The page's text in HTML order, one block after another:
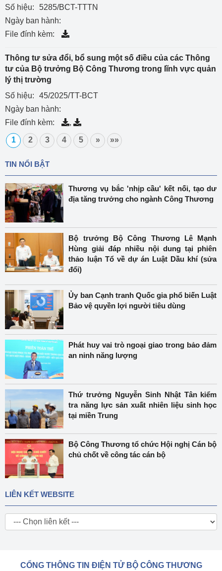
Số hiệu:
5285/BCT-TTTN
Ngày ban hành:
File đính kèm:
Thông tư sửa đổi, bổ sung một số điều của các Thông
tư của Bộ trưởng Bộ Công Thương trong lĩnh vực quản
lý thị trường
Số hiệu:
45/2025/TT-BCT
Ngày ban hành:
File đính kèm:
,
1 2 3 4 5 » »»
TIN NỔI BẬT
Thương vụ bắc 'nhịp cầu' kết nối, tạo dư
địa tăng trưởng cho ngành Công Thương
Bộ trưởng Bộ Công Thương Lê Mạnh
Hùng giải đáp nhiều nội dung tại phiên
thảo luận Tổ về dự án Luật Dầu khí (sửa
đổi)
Ủy ban Cạnh tranh Quốc gia phổ biến Luật
Bảo vệ quyền lợi người tiêu dùng
Phát huy vai trò ngoại giao trong bảo đảm
an ninh năng lượng
Thứ trưởng Nguyễn Sinh Nhật Tân kiểm
tra năng lực sản xuất nhiên liệu sinh học
tại miền Trung
Bộ Công Thương tổ chức Hội nghị Cán bộ
chủ chốt về công tác cán bộ
LIÊN KẾT WEBSITE
CỔNG THÔNG TIN ĐIỆN TỬ BỘ CÔNG THƯƠNG